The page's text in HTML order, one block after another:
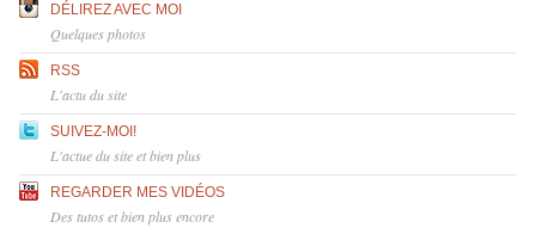
DÉLIREZ AVEC MOI
Quelques photos
RSS
L'actu du site
SUIVEZ-MOI!
L'actue du site et bien plus
REGARDER MES VIDÉOS
Des tutos et bien plus encore